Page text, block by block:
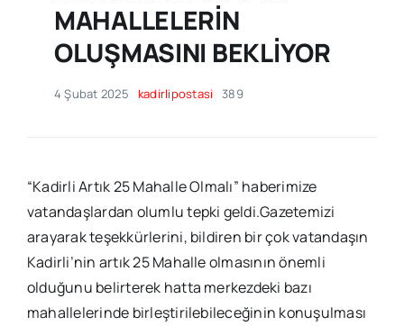
MAHALLELERİN
OLUŞMASINI BEKLİYOR
4 Şubat 2025 kadirlipostasi 389
“Kadirli Artık 25 Mahalle Olmalı” haberimize
vatandaşlardan olumlu tepki geldi.Gazetemizi
arayarak teşekkürlerini, bildiren bir çok vatandaşın
Kadirli’nin artık 25 Mahalle olmasının önemli
olduğunu belirterek hatta merkezdeki bazı
mahallelerinde birleştirilebileceğinin konuşulması